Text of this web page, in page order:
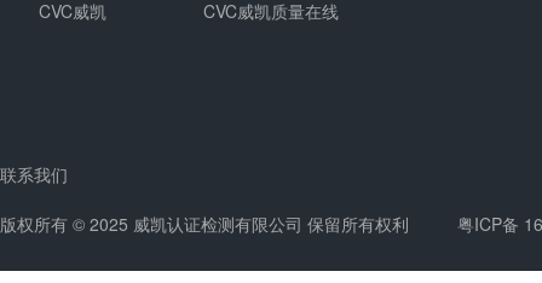
CVC威凯 CVC威凯质量在线
联系我们
版权所有 © 2025 威凯认证检测有限公司 保留所有权利 粤ICP备